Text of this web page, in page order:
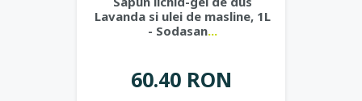
Lavanda si ulei de masline, 1L
- Sodasan...
60.40 RON